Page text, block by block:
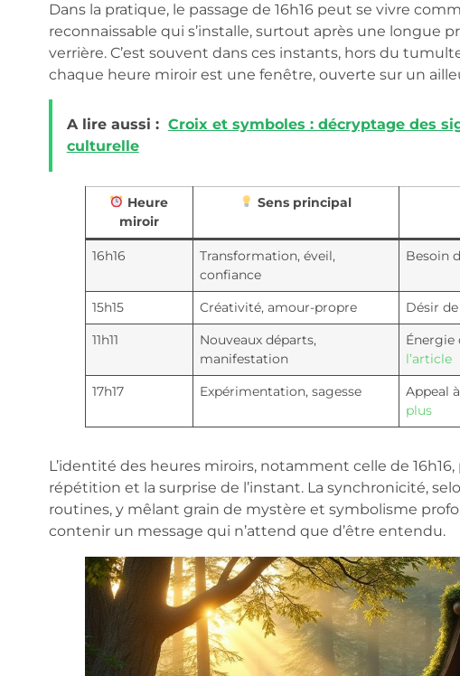
Dans la pratique, le passage de 16h16 peut se vivre
reconnaissable qui s’installe, surtout après une longue
verrière. C’est souvent dans ces instants, hors du
chaque heure miroir est une fenêtre, ouverte sur un
A lire aussi : Croix et symboles : décryptage des
culturelle
Heure
miroir
Sens principal
16h16
Transformation, éveil,
confiance
Besoin
15h15 Créativité, amour-propre Désir
11h11
Nouveaux départs,
manifestation
Énergie
l’article
17h17
Expérimentation, sagesse Appeal
plus
L’identité des heures miroirs, notamment celle de
répétition et la surprise de l’instant. La synchronicité,
routines, y mêlant grain de mystère et symbolisme
contenir un message qui n’attend que d’être entendu.